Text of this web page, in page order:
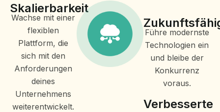
Skalierbarkeit
Wachse mit einer
flexiblen
Plattform, die
sich mit den
Anforderungen
deines
Unternehmens
weiterentwickelt.
Führe modernste
Technologien ein
und bleibe der
Konkurrenz
voraus.
Verbesserte